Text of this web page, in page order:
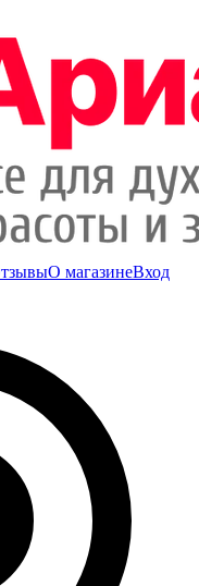
О магазинеВход